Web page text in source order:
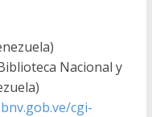
Nacional y
cgi-